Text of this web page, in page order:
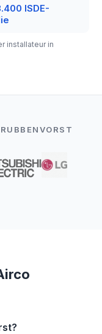
ISDE-
installateur in